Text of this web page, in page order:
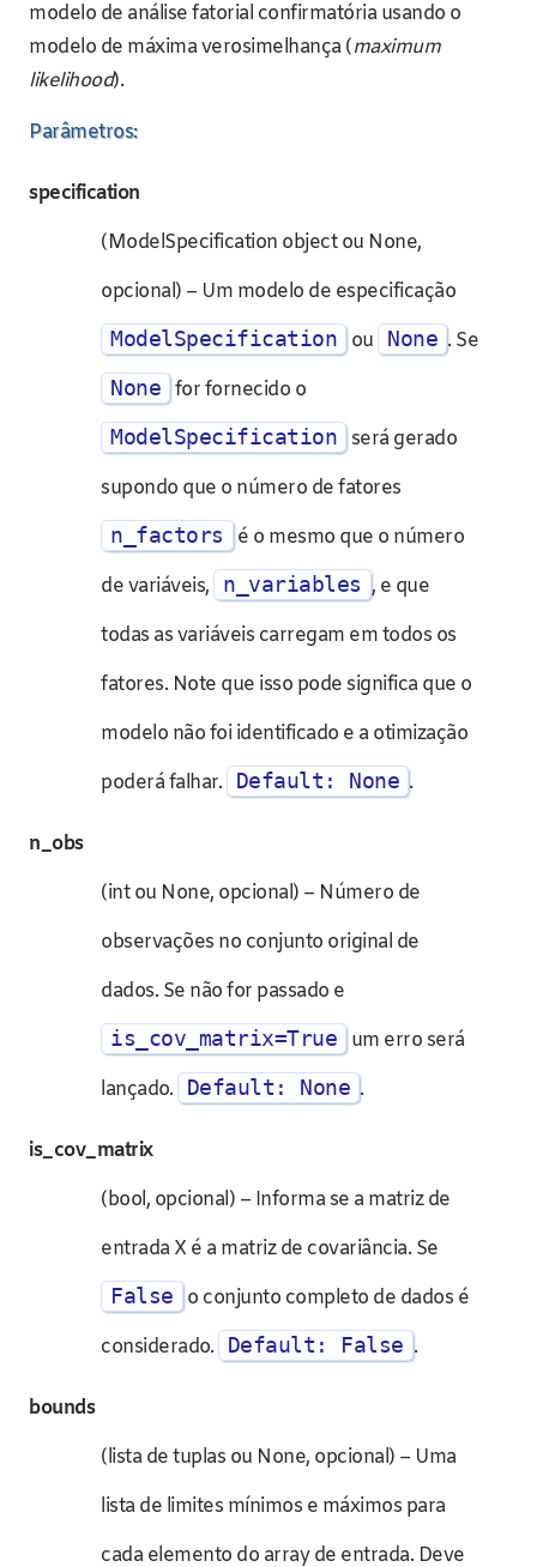
modelo de análise fatorial confirmatória usando o
modelo de máxima verosimelhança (maximum
likelihood).
Parâmetros:
specification
(ModelSpecification object ou None,
opcional) – Um modelo de especificação
ModelSpecification ou None . Se
None for fornecido o
ModelSpecification
será gerado
supondo que o número de fatores
n_factors
é o mesmo que o número
de variáveis,
n_variables , e que
todas as variáveis carregam em todos os
fatores. Note que isso pode significa que o
modelo não foi identificado e a otimização
poderá falhar.
Default: None .
n_obs
(int ou None, opcional) – Número de
observações no conjunto original de
dados. Se não for passado e
is_cov_matrix=True
um erro será
lançado.
Default: None .
is_cov_matrix
(bool, opcional) – Informa se a matriz de
entrada X é a matriz de covariância. Se
False
o conjunto completo de dados é
considerado.
Default: False .
bounds
(lista de tuplas ou None, opcional) – Uma
lista de limites mínimos e máximos para
cada elemento do array de entrada. Deve